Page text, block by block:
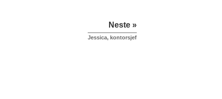
Neste »
Jessica, kontorsjef